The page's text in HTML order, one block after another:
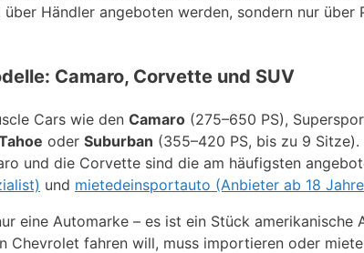
Händler angeboten werden, sondern nur
Camaro, Corvette und SUV
Cars wie den Camaro (275–650 PS),
oder Suburban (355–420 PS, bis zu 9
und die Corvette sind die am häufigsten
und mietedeinsportauto (Anbieter ab 18
eine Automarke – es ist ein Stück amerikanische
Chevrolet fahren will, muss importieren oder